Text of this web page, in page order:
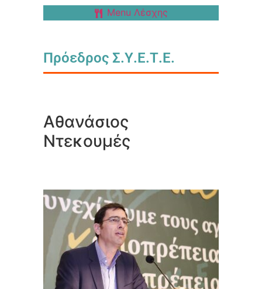
Menu Λέσχης
Πρόεδρος Σ.Υ.Ε.Τ.Ε.
Αθανάσιος
Ντεκουμές